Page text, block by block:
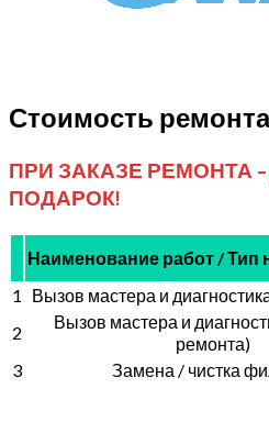
Стоимость ремонта
ПРИ ЗАКАЗЕ РЕМОНТА
ПОДАРОК!
Наименование работ / Тип
1
Вызов мастера и
2
Вызов мастера и
ремонта)
3
Замена / чистка